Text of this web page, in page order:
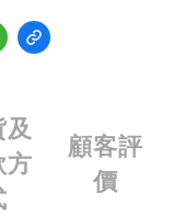
及
方
顧客評
價